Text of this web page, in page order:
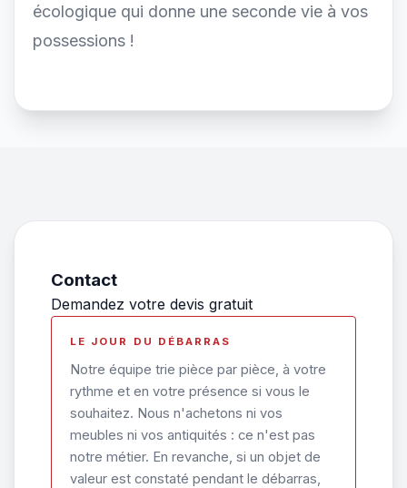
écologique qui donne une seconde vie à vos
possessions !
Contact
Demandez votre devis gratuit
LE JOUR DU DÉBARRAS
Notre équipe trie pièce par pièce, à votre
rythme et en votre présence si vous le
souhaitez. Nous n'achetons ni vos
meubles ni vos antiquités : ce n'est pas
notre métier. En revanche, si un objet de
valeur est constaté pendant le débarras,